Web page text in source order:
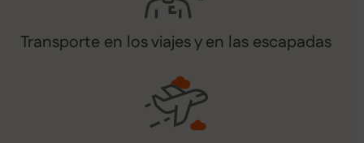
Transporte en los viajes y en las escapadas